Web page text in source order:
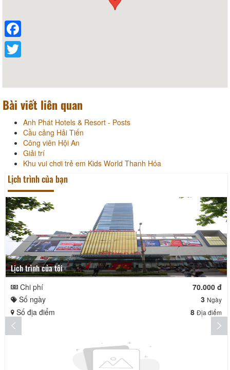
Bài viết liên quan
Anh Phát Hotels & Resort - Posts
Cầu cảng Hải Tiến
Công viên Hội An
Giải trí
Khu vui chơi trẻ em Kids World Thanh Hóa
Lịch trình của bạn
Lịch trình của tôi
Chi phí
70.000 đ
Số ngày
3 Ngày
Số địa điểm 8 Địa điểm
Facebook